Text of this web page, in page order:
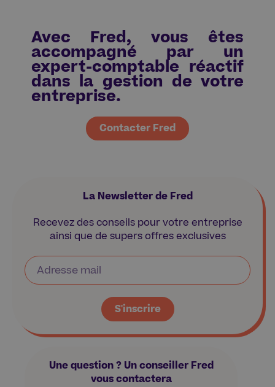
Avec Fred, vous êtes
accompagné par un
expert-comptable réactif
dans la gestion de votre
entreprise.
Contacter Fred
La Newsletter de Fred
Recevez des conseils pour votre entreprise
ainsi que de supers offres exclusives
S'inscrire
Une question ? Un conseiller Fred
vous contactera